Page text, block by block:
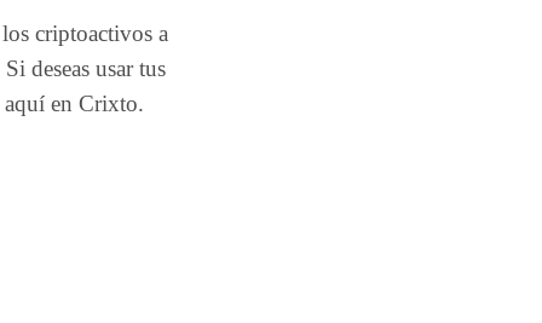
criptoactivos a
deseas usar tus
aquí en Crixto.